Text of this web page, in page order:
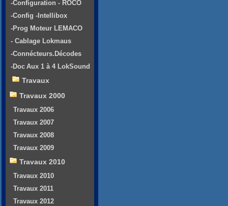
-Configuration - ROCO
-Config -Intellibox
-Prog Moteur LEMACO
- Cablage Lokmaus
-Connécteurs.Décodes
-Doc Aux 1 à 4 LokSound
Travaux
Travaux 2000
Travaux 2006
Travaux 2007
Travaux 2008
Travaux 2009
Travaux 2010
Travaux 2010
Travaux 2011
Travaux 2012